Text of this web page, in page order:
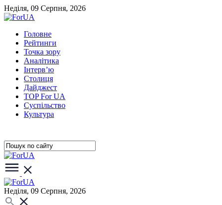
Неділя, 09 Серпня, 2026
Головне
Рейтинги
Точка зору
Аналітика
Інтерв’ю
Столиця
Дайджест
TOP For UA
Суспiльство
Культура
Неділя, 09 Серпня, 2026